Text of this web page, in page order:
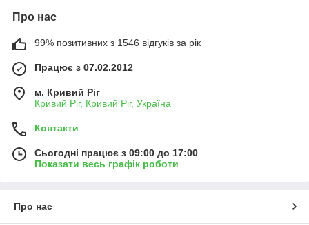
Про нас
99% позитивних з 1546 відгуків за рік
Працює з 07.02.2012
м. Кривий Ріг
Кривий Ріг, Кривий Ріг, Україна
Контакти
Сьогодні працює з 09:00 до 17:00
Показати весь графік роботи
Про нас